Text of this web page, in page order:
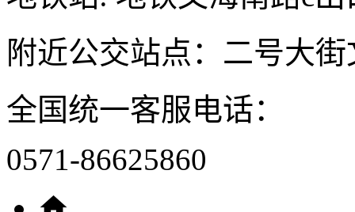
附近公交站点：二号大
全国统一客服电话：
0571-86625860